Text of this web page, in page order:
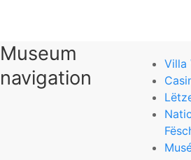
6
0
Nationalmuseum für
Museum
navigation
Villa